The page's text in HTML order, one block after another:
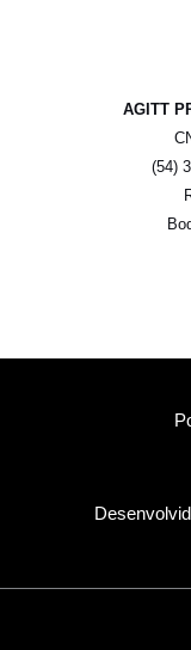
AGITT
(54)